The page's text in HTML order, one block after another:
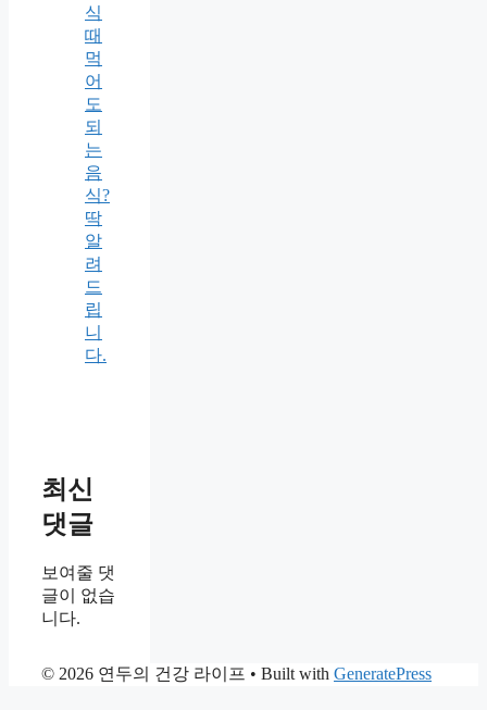
식
때
먹
어
도
되
는
음
식?
딱
알
려
드
립
니
다.
최신
댓글
보여줄 댓
글이 없습
니다.
© 2026 연두의 건강 라이프 • Built with GeneratePress